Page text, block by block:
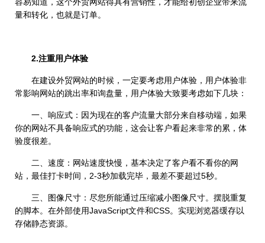
量和转化，也就是订单。
2.注重用户体验
在建设外贸网站的时候，一定要考虑用户体验，用户体验非
常影响网站的跳出率和询盘量，用户体验大致要考虑如下几块：
一、响应式：因为现在的客户流量大部分来自移动端，如果
你的网站不具备响应式的功能，这会让客户看起来非常的累，体
验度很差。
二、速度：网站速度快慢，基本决定了客户看不看你的网
站，最佳打卡时间，2-3秒加载完毕，最差不要超过5秒。
三、图像尺寸：尽您所能通过压缩减小图像尺寸。摆脱重复
的脚本。在外部使用JavaScript文件和CSS。实现浏览器缓存以
存储静态资源。